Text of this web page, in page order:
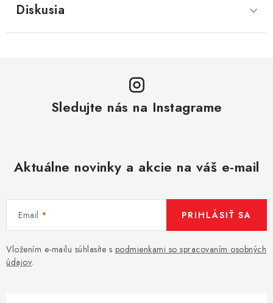
Diskusia
Sledujte nás na Instagrame
Aktuálne novinky a akcie na váš e-mail
Email
Vložením e-mailu súhlasíte s podmienkami so spracovaním osobných
údajov.
PRIHLÁSIŤ SA